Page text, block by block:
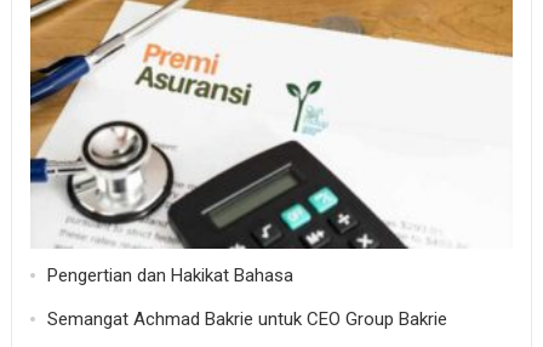
Pengertian dan Hakikat Bahasa
Semangat Achmad Bakrie untuk CEO Group Bakrie